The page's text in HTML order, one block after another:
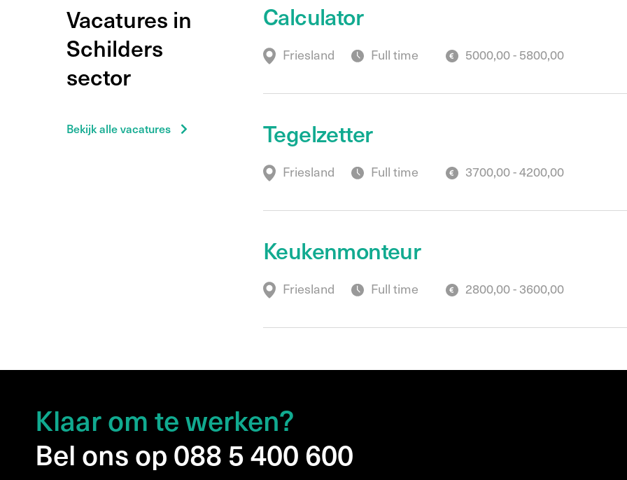
Vacatures in
Schilders
sector
Bekijk alle vacatures
Calculator
Friesland Full time 5000,00 - 5800,00
Tegelzetter
Friesland Full time 3700,00 - 4200,00
Keukenmonteur
Friesland Full time 2800,00 - 3600,00
Klaar om te werken?
Bel ons op 088 5 400 600